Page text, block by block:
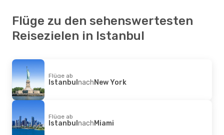
Flüge zu den sehenswertesten
Reisezielen in Istanbul
Flüge ab
IstanbulnachNew York
Flüge ab
IstanbulnachMiami